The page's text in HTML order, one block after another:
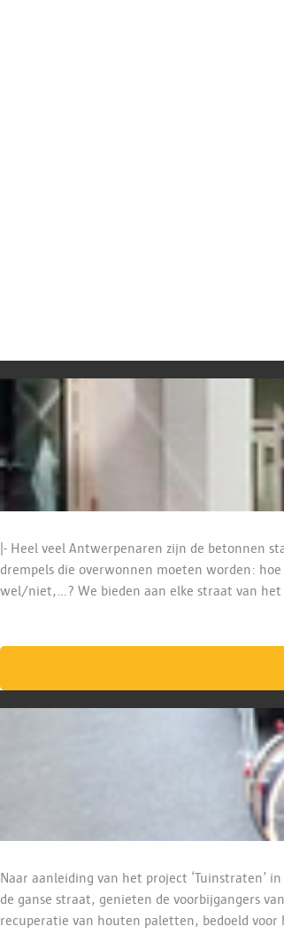
|- Heel veel Antwerpenaren zijn de betonnen
drempels die overwonnen moeten worden:
wel/niet,…? We bieden aan elke straat van het
Naar aanleiding van het project ‘Tuinstraten’ in 2017 hebben we een fietsenstalling, met bovenop een
de ganse straat, genieten de voorbijgangers van kleurrijke bloemen en de buren plukken er regelmatig verse kruiden. \nDestijds hadden we een zeer beperkt
recuperatie van houten paletten, bedoeld voor het containerpark. We willen een nieuwe versie bouwen die duurzamer, steviger maar tevens mooier en lichter is, modulair en demonteerbaar waarbij